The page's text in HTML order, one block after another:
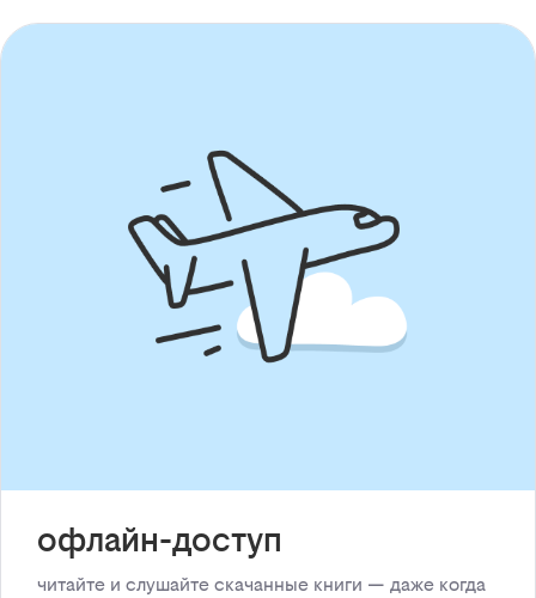
офлайн-доступ
читайте и слушайте скачанные книги — даже когда